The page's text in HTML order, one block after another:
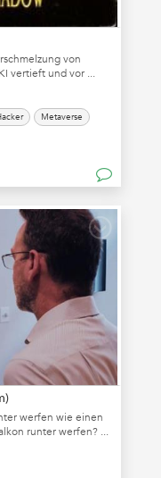
von
vertieft und vor ...
Metaverse
werfen wie einen
runter werfen? ...